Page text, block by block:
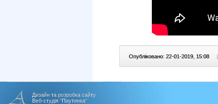
Опубліковано: 22-01-2019, 15:08 |
Дизайн та розробка сайту
Веб-студія "Паутинка"